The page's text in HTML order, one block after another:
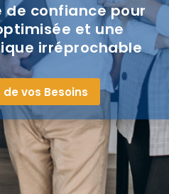
confiance pour
et une
irréprochable
vos Besoins